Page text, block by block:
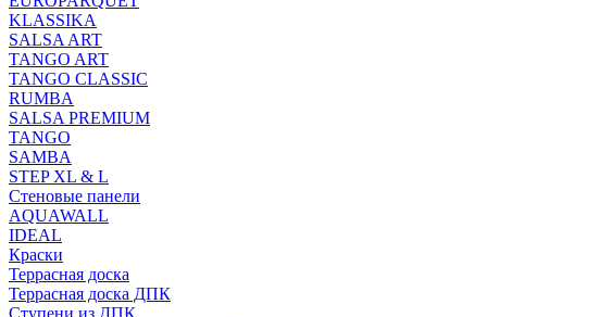
KLASSIKA
SALSA ART
TANGO ART
TANGO CLASSIC
RUMBA
SALSA PREMIUM
TANGO
SAMBA
STEP XL & L
Стеновые панели
AQUAWALL
IDEAL
Краски
Террасная доска
Террасная доска ДПК
Ступени из ДПК